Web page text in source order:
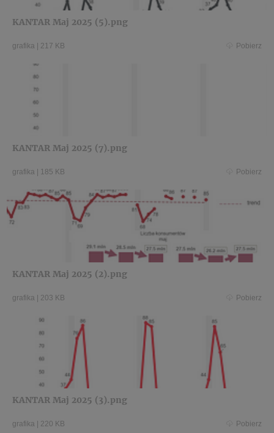
KANTAR Maj 2025 (5).png
grafika 217 KB Pobierz
KANTAR Maj 2025 (7).png
grafika 185 KB Pobierz
KANTAR Maj 2025 (2).png
grafika 203 KB Pobierz
KANTAR Maj 2025 (3).png
grafika 220 KB Pobierz